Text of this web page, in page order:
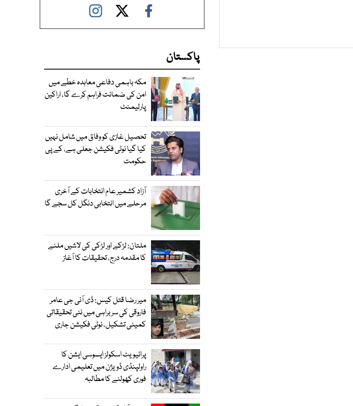
پاکستان
مکہ باہمی دفاعی معاہدہ خطے میں
امن کی ضمانت فراہم کرے گا، اراکین
پارلیمنٹ
تحصیل غازی کو وفاق میں شامل نہیں
کیا گیا نوٹی فکیشن جعلی ہے، کے پی
حکومت
آزاد کشمیر عام انتخابات کے آخری
مرحلے میں انتخابی دنگل کل سجے گا
ملتان: لڑکے اور لڑکی کی لاشیں ملنے
کا مقدمہ درج، تحقیقات کا آغاز
میر رضا قتل کیس: ڈی آئی جی عامر
فاروقی کی سربراہی میں نئی تحقیقاتی
کمیٹی تشکیل، نوٹی فکیشن جاری
پرائیویٹ اسکولز ایسوسی ایشن کا
راولپنڈی ڈویژن میں تعلیمی ادارے
فوری کھولنے کا مطالبہ